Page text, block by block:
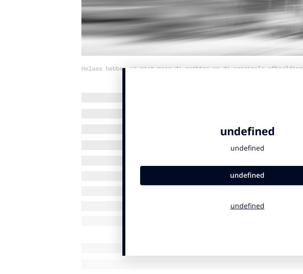
Helaas hebben we niet meer de rechten op de originele afbeelding